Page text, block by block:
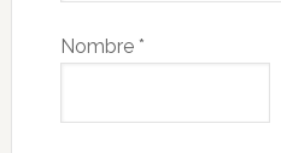
Nombre *